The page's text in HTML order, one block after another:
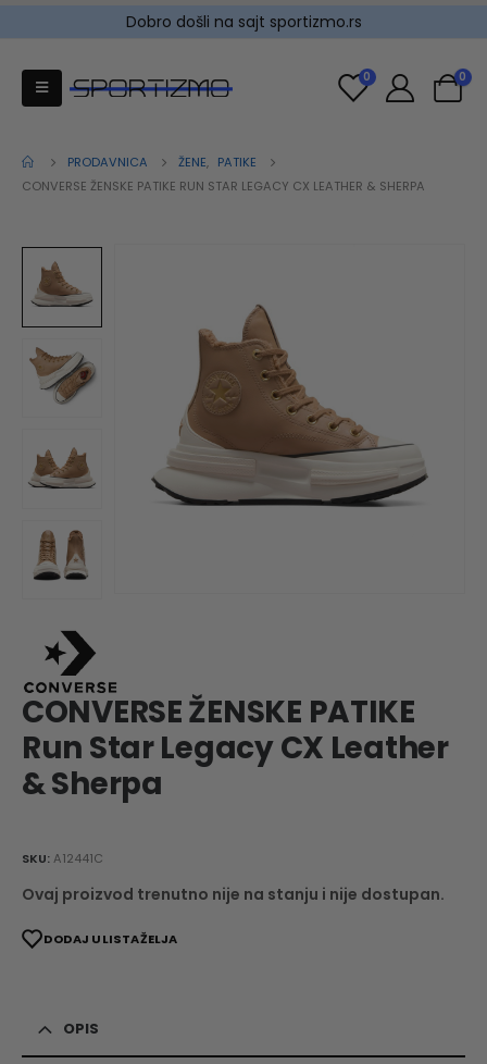
Dobro došli na sajt sportizmo.rs
0 0
PRODAVNICA ŽENE, PATIKE
CONVERSE ŽENSKE PATIKE RUN STAR LEGACY CX LEATHER & SHERPA
CONVERSE ŽENSKE PATIKE
Run Star Legacy CX Leather
& Sherpa
SKU:A12441C
Ovaj proizvod trenutno nije na stanju i nije dostupan.
DODAJ U LISTA ŽELJA
OPIS